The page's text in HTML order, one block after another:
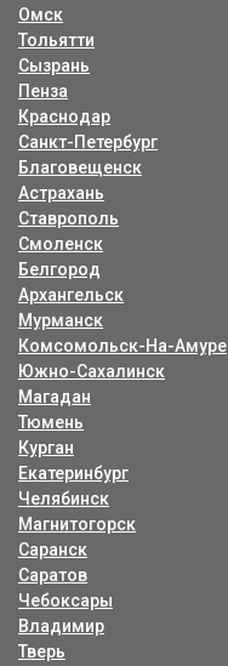
Омск
Тольятти
Сызрань
Пенза
Краснодар
Санкт-Петербург
Благовещенск
Астрахань
Ставрополь
Смоленск
Белгород
Архангельск
Мурманск
Комсомольск-На-Амуре
Южно-Сахалинск
Магадан
Тюмень
Курган
Екатеринбург
Челябинск
Магнитогорск
Саранск
Саратов
Чебоксары
Владимир
Тверь